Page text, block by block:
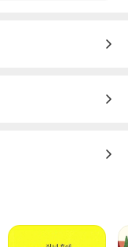
없다. 진심 어린 이야기
둠에서 빛으로 나아가는
든 일에 관여한다). 무너
을 솔직하게 고백하며
사랑하고 행복을 발견
주인공).